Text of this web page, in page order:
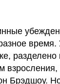
время.
разделено
взросления,
Брэдшоу.